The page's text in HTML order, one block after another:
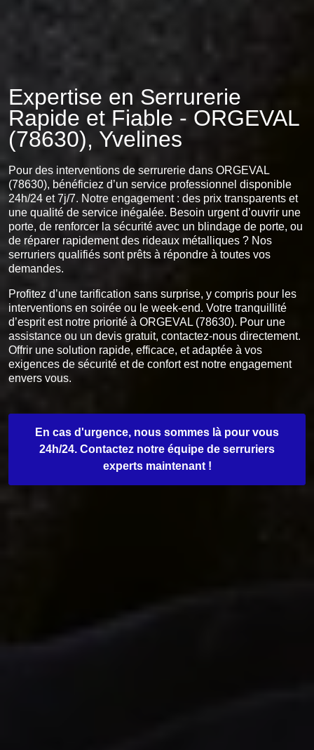
Expertise en Serrurerie
Rapide et Fiable - ORGEVAL
(78630), Yvelines
Pour des interventions de serrurerie dans ORGEVAL
(78630), bénéficiez d’un service professionnel disponible
24h/24 et 7j/7. Notre engagement : des prix transparents et
une qualité de service inégalée. Besoin urgent d’ouvrir une
porte, de renforcer la sécurité avec un blindage de porte, ou
de réparer rapidement des rideaux métalliques ? Nos
serruriers qualifiés sont prêts à répondre à toutes vos
demandes.
Profitez d’une tarification sans surprise, y compris pour les
interventions en soirée ou le week-end. Votre tranquillité
d’esprit est notre priorité à ORGEVAL (78630). Pour une
assistance ou un devis gratuit, contactez-nous directement.
Offrir une solution rapide, efficace, et adaptée à vos
exigences de sécurité et de confort est notre engagement
envers vous.
En cas d'urgence, nous sommes là pour vous
24h/24. Contactez notre équipe de serruriers
experts maintenant !